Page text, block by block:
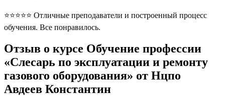
⭐⭐⭐⭐⭐ Отличные преподаватели и построенный процесс
обучения. Все понравилось.
Отзыв о курсе Обучение профессии
«Слесарь по эксплуатации и ремонту
газового оборудования» от Нцпо
Авдеев Константин